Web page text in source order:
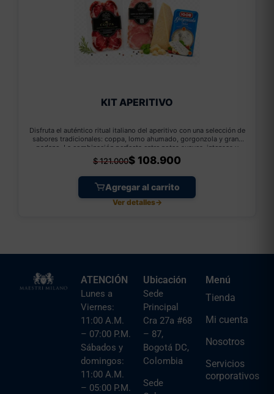
KIT APERITIVO
Disfruta el auténtico ritual italiano del aperitivo con una selección de
sabores tradicionales: coppa, lomo ahumado, gorgonzola y grana
padano. La combinación perfecta entre notas suaves, intensas y
ligeramente maduradas para compartir, acompañar con vino y crear
una experiencia italiana en casa.
$121.000$ 108.900
Agregar al carrito
Ver detalles→
ATENCIÓN
Lunes a
Viernes:
11:00 A.M.
– 07:00 P.M.
Sábados y
domingos:
11:00 A.M.
– 05:00 P.M.
Ubicación
Sede
Principal
Cra 27a #68
– 87,
Bogotá DC,
Colombia
Sede
Menú
Tienda
Mi cuenta
Nosotros
Servicios
corporativos